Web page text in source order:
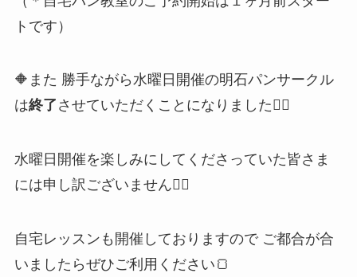
トです）
🔶また 勝手ながら水曜日開催の明石パンサークル
は終了 させていただくことになりました🙇‍♀️
水曜日開催を楽しみにしてくださっていた皆さま
には申し訳ございません🙇‍♀️
自宅レッスンも開催しておりますので ご都合が合
いましたらぜひご利用ください🍞